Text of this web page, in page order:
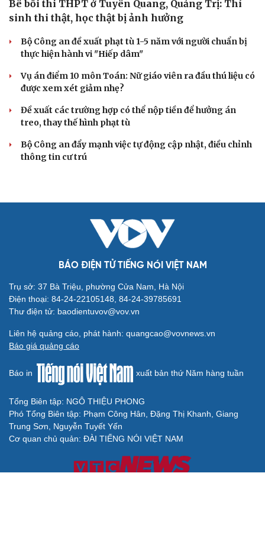
Bê bối thi THPT ở Tuyên Quang, Quảng Trị: Thí
sinh thi thật, học thật bị ảnh hưởng
Bộ Công an đề xuất phạt tù 1-5 năm với người chuẩn bị
thực hiện hành vi "Hiếp dâm"
Vụ án điểm 10 môn Toán: Nữ giáo viên ra đầu thú liệu có
được xem xét giảm nhẹ?
Đề xuất các trường hợp có thể nộp tiền để hưởng án
treo, thay thế hình phạt tù
Bộ Công an đẩy mạnh việc tự động cập nhật, điều chỉnh
thông tin cư trú
BÁO ĐIỆN TỬ TIẾNG NÓI VIỆT NAM
Trụ sở: 37 Bà Triệu, phường Cửa Nam, Hà Nội
Điện thoại: 84-24-22105148, 84-24-39785691
Thư điện tử: baodientuvov@vov.vn
Liên hệ quảng cáo, phát hành: quangcao@vovnews.vn
Báo giá quảng cáo
Báo in xuất bản thứ Năm hàng tuần
Tổng Biên tập: NGÔ THIỆU PHONG
Phó Tổng Biên tập: Phạm Công Hân, Đặng Thị Khanh, Giang
Trung Sơn, Nguyễn Tuyết Yến
Cơ quan chủ quản: ĐÀI TIẾNG NÓI VIỆT NAM